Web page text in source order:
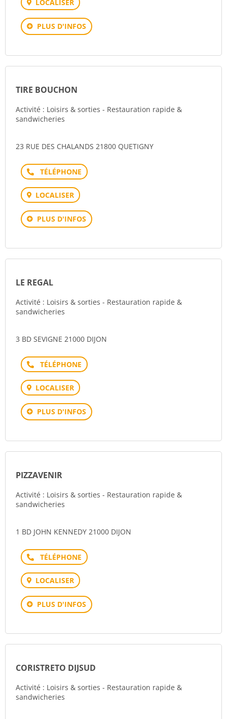
LOCALISER
PLUS D'INFOS
TIRE BOUCHON
Activité : Loisirs & sorties - Restauration rapide &
sandwicheries
23 RUE DES CHALANDS 21800 QUETIGNY
Téléphone
LOCALISER
PLUS D'INFOS
LE REGAL
Activité : Loisirs & sorties - Restauration rapide &
sandwicheries
3 BD SEVIGNE 21000 DIJON
Téléphone
LOCALISER
PLUS D'INFOS
PIZZAVENIR
Activité : Loisirs & sorties - Restauration rapide &
sandwicheries
1 BD JOHN KENNEDY 21000 DIJON
Téléphone
LOCALISER
PLUS D'INFOS
CORISTRETO DIJSUD
Activité : Loisirs & sorties - Restauration rapide &
sandwicheries